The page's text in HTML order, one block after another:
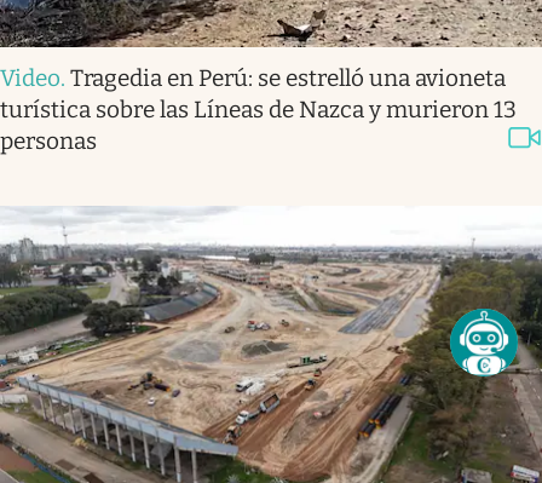
Video. Tragedia en Perú: se estrelló una avioneta
turística sobre las Líneas de Nazca y murieron 13
personas